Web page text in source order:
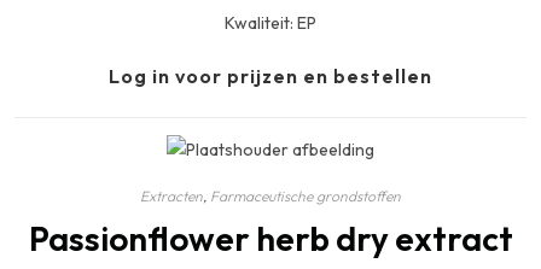
Kwaliteit: EP
Log in voor prijzen en bestellen
Extracten Farmaceutische grondstoffen
Passionflower herb dry extract